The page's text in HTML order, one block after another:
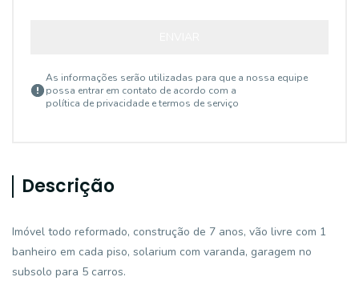
As informações serão utilizadas para que a nossa equipe
possa entrar em contato de acordo com a
política de privacidade e termos de serviço
Descrição
Imóvel todo reformado, construção de 7 anos, vão livre com 1
banheiro em cada piso, solarium com varanda, garagem no
subsolo para 5 carros.